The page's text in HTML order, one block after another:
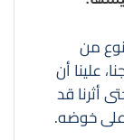
من
علينا أن
أثرنا قد
على خوضه.